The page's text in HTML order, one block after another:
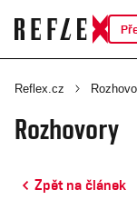
Reflex.cz
Rozhovory
Zpět na článek